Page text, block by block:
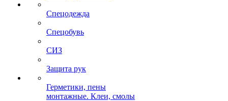
Спецодежда
Спецобувь
СИЗ
Защита рук
Герметики, пены
монтажные. Клеи, смолы